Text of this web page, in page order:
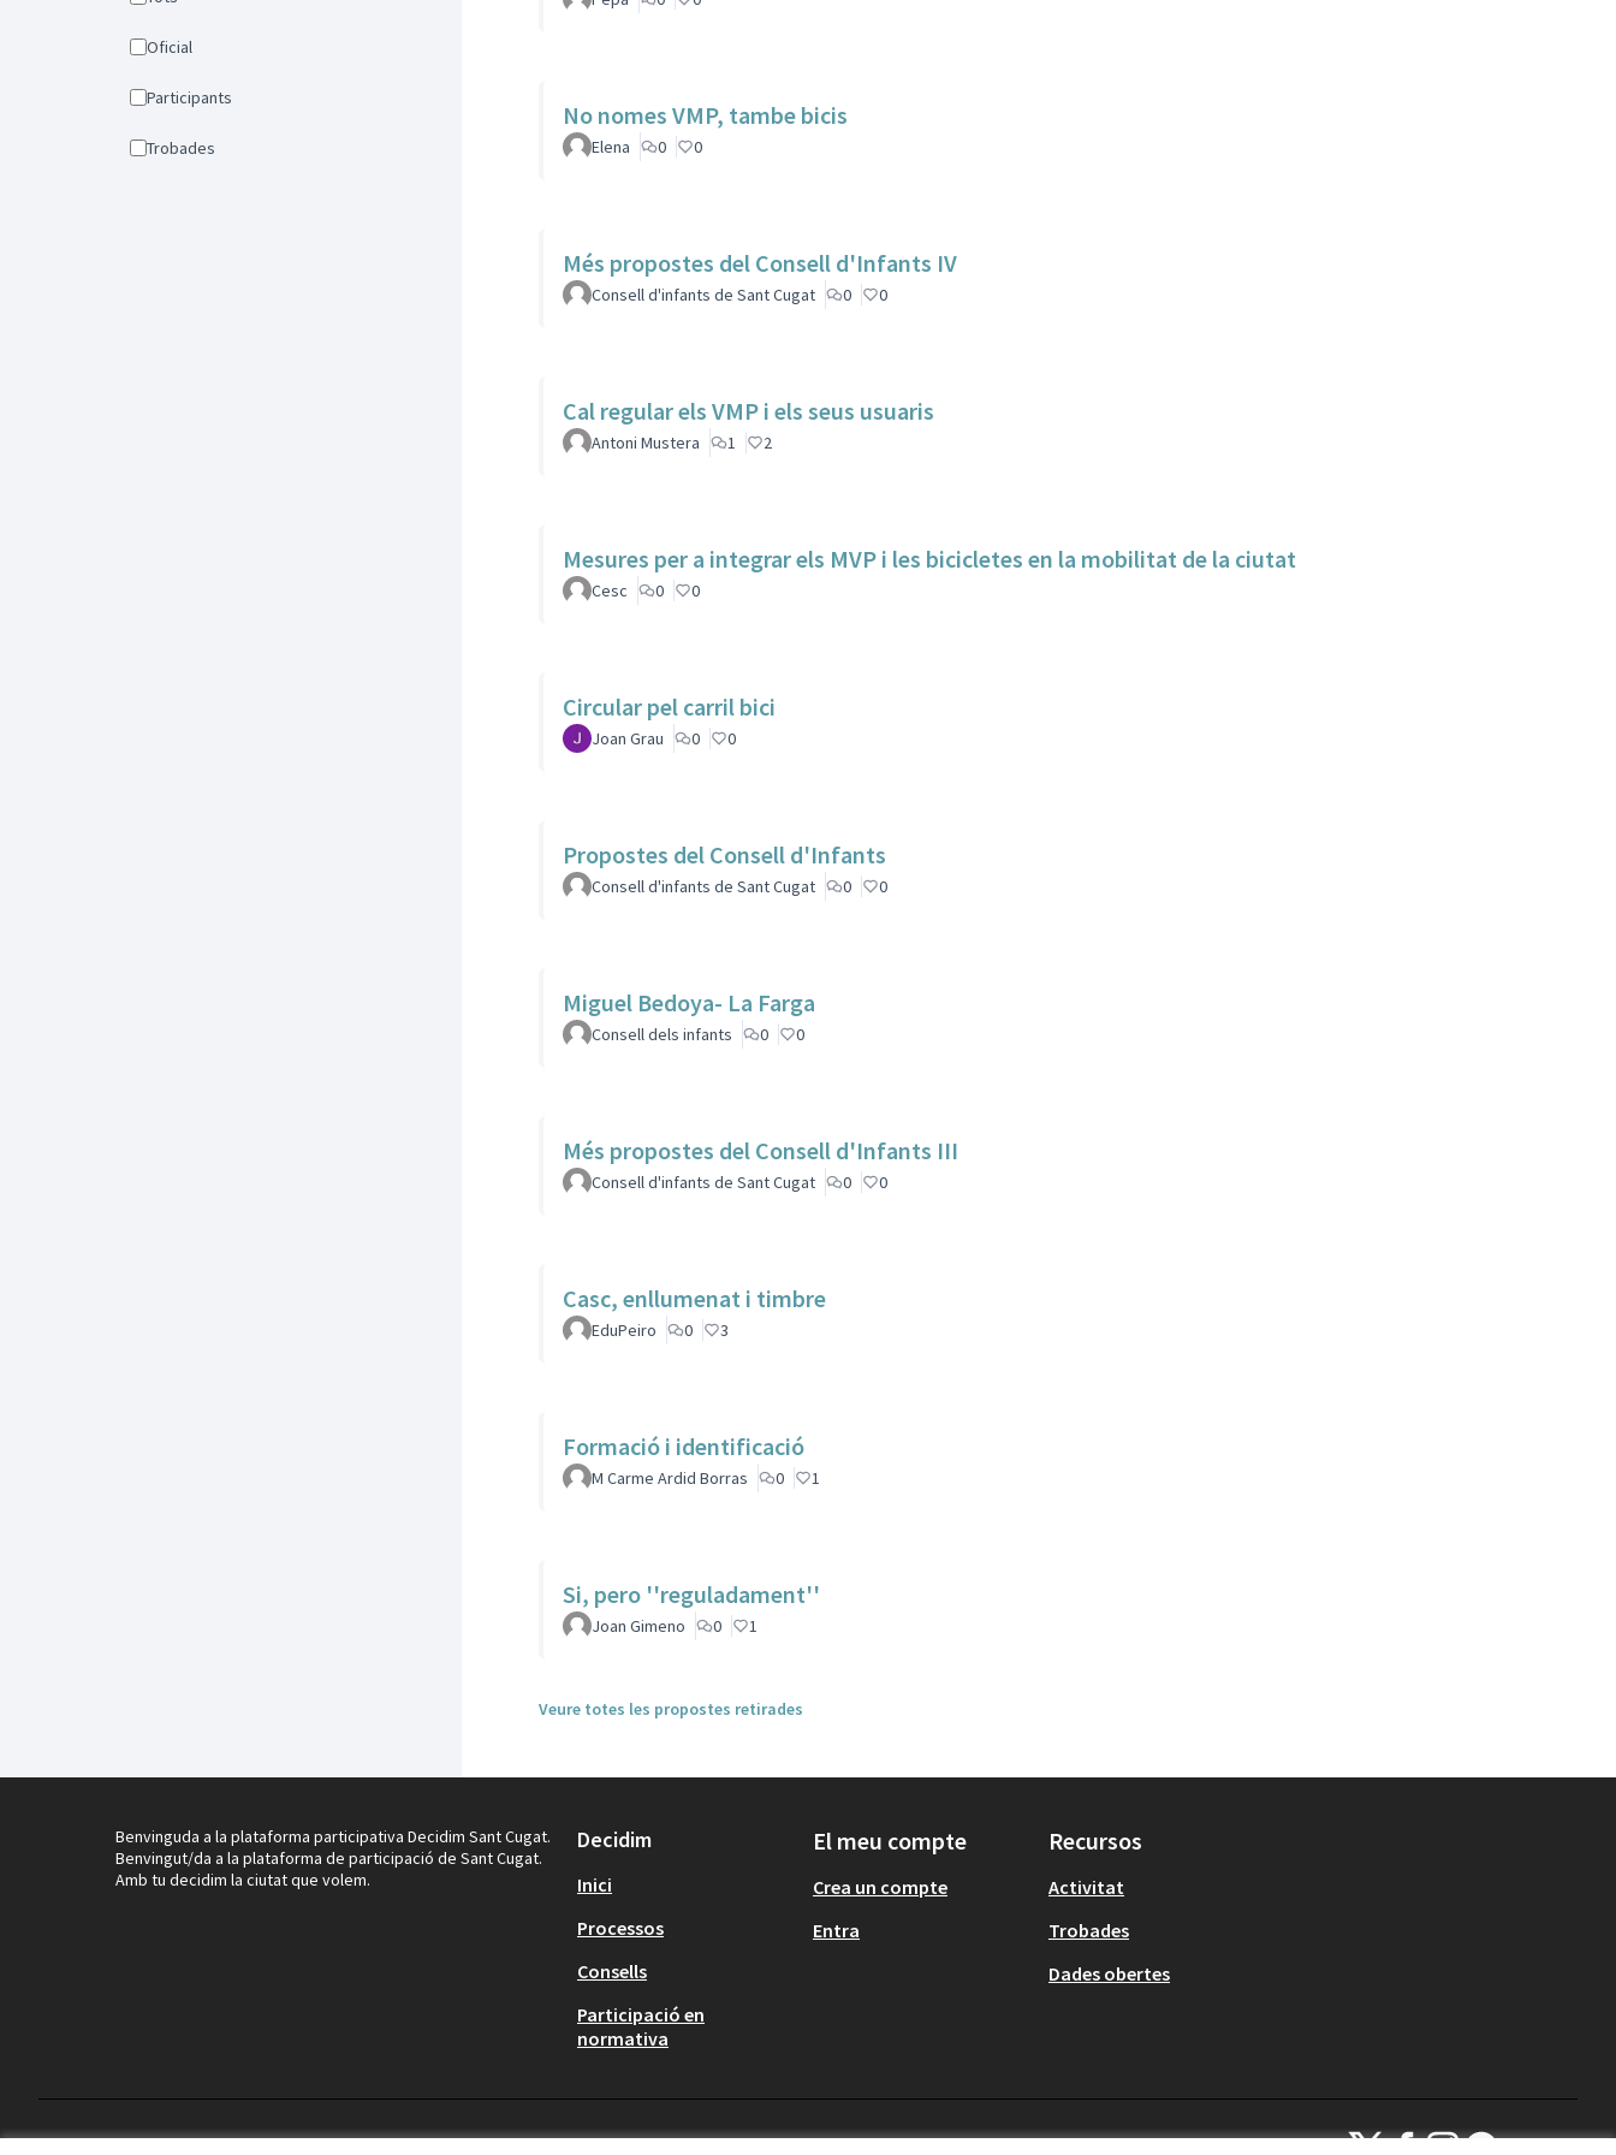
Oficial
Participants
Trobades
No nomes VMP, tambe bicis
Elena 0 0
Més propostes del Consell d'Infants IV
Consell d'infants de Sant Cugat 0 0
Cal regular els VMP i els seus usuaris
Antoni Mustera 1 2
Mesures per a integrar els MVP i les bicicletes en la mobilitat de la ciutat
Cesc 0 0
Circular pel carril bici
Joan Grau 0 0
Propostes del Consell d'Infants
Consell d'infants de Sant Cugat 0 0
Miguel Bedoya- La Farga
Consell dels infants 0 0
Més propostes del Consell d'Infants III
Consell d'infants de Sant Cugat 0 0
Casc, enllumenat i timbre
EduPeiro 0 3
Formació i identificació
M Carme Ardid Borras 0 1
Si, pero ''reguladament''
Joan Gimeno 0 1
Veure totes les propostes retirades
Benvinguda a la plataforma participativa Decidim Sant Cugat.
Benvingut/da a la plataforma de participació de Sant Cugat.
Amb tu decidim la ciutat que volem.
Decidim
Inici
Processos
Consells
Participació en
normativa
El meu compte
Crea un compte
Entra
Recursos
Activitat
Trobades
Dades obertes
Decidim Sant Cugat a X
Decidim Sant Cugat a Facebook
Decidim Sant Cugat a
Decidim Sant Cugat